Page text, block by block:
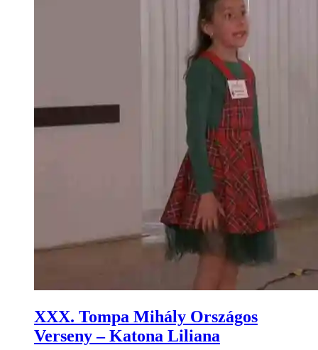
XXX. Tompa Mihály Országos
Verseny – Katona Liliana